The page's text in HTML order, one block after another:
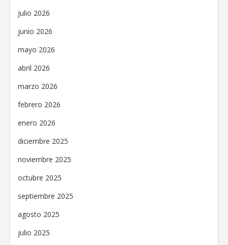
julio 2026
junio 2026
mayo 2026
abril 2026
marzo 2026
febrero 2026
enero 2026
diciembre 2025
noviembre 2025
octubre 2025
septiembre 2025
agosto 2025
julio 2025